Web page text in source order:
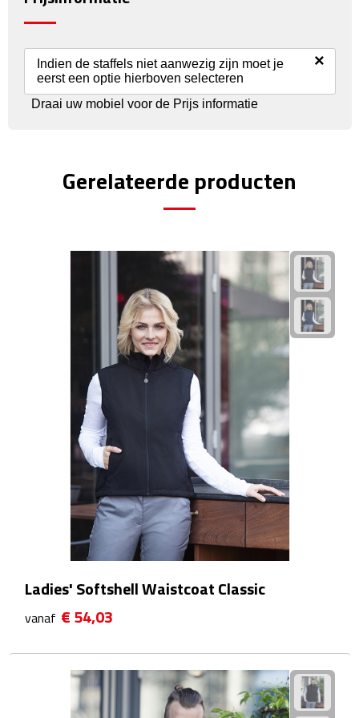
Theeglazen
Kopjes & Mokken
Kopjes
Schoteltjes
Agenda's & Kalenders
Beurs & Evenementen
Barmatten
Naambadges & naamkaarthouders
Visitekaartjes
Vlaggen
Bureau Toebehoren
Indien de staffels niet aanwezig zijn moet je
eerst een optie hierboven selecteren
×
Draai uw mobiel voor de Prijs informatie
Gerelateerde producten
Ladies' Softshell Waistcoat Classic
vanaf € 54,03